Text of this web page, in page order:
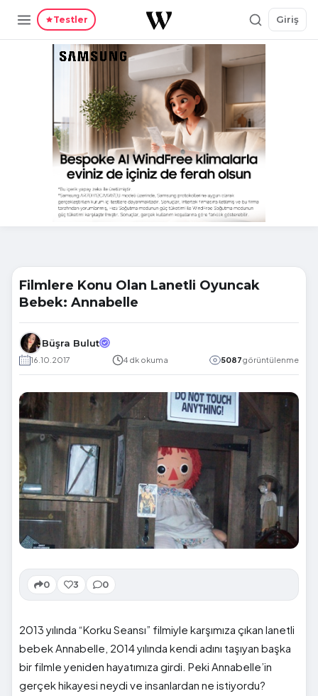
Testler Giriş
Filmlere Konu Olan Lanetli Oyuncak
Bebek: Annabelle
Büşra Bulut
16.10.2017 4 dk okuma 5087görüntülenme
0 3 0
2013 yılında “Korku Seansı” filmiyle karşımıza çıkan lanetli
bebek Annabelle, 2014 yılında kendi adını taşıyan başka
bir filmle yeniden hayatımıza girdi. Peki Annabelle’in
gerçek hikayesi neydi ve insanlardan ne istiyordu?